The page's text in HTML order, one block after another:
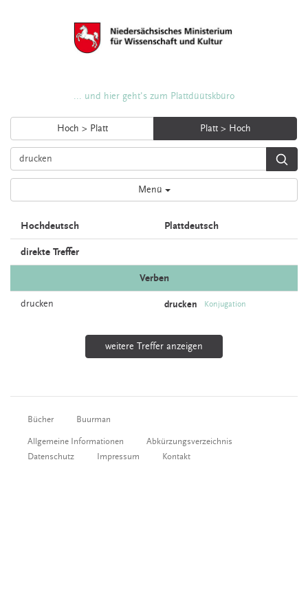
... und hier geht's zum Plattdüütskbüro
Hoch > Platt Platt > Hoch
Menü
Hochdeutsch Plattdeutsch
direkte Treffer
Verben
drucken drucken Konjugation
weitere Treffer anzeigen
Bücher Buurman
Allgemeine Informationen
Abkürzungsverzeichnis
Datenschutz
Impressum Kontakt